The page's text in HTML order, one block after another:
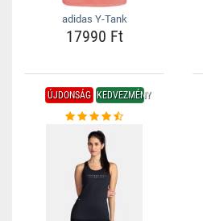
adidas Y-Tank
17990 Ft
ÚJDONSÁG KEDVEZMÉNY